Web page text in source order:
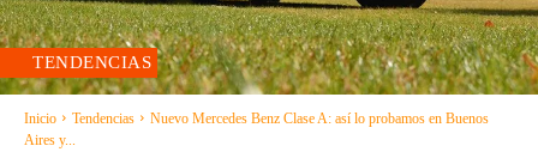
TENDENCIAS
Inicio Tendencias
Nuevo Mercedes Benz Clase A: así lo probamos en Buenos
Aires y...